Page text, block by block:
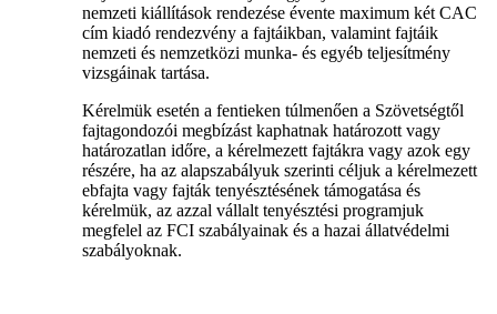
nemzeti kiállítások rendezése évente maximum két CAC
cím kiadó rendezvény a fajtáikban, valamint fajtáik
nemzeti és nemzetközi munka- és egyéb teljesítmény
vizsgáinak tartása.
Kérelmük esetén a fentieken túlmenően a Szövetségtől
fajtagondozói megbízást kaphatnak határozott vagy
határozatlan időre, a kérelmezett fajtákra vagy azok egy
részére, ha az alapszabályuk szerinti céljuk a kérelmezett
ebfajta vagy fajták tenyésztésének támogatása és
kérelmük, az azzal vállalt tenyésztési programjuk
megfelel az FCI szabályainak és a hazai állatvédelmi
szabályoknak.